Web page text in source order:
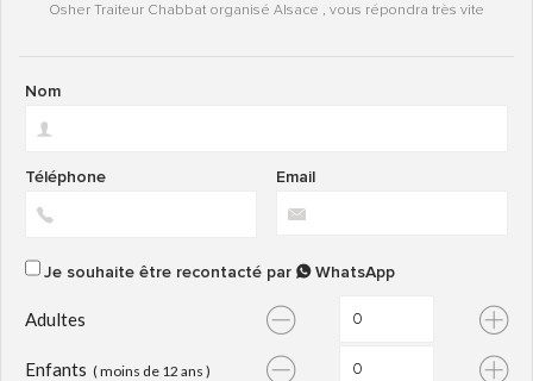
Osher Traiteur Chabbat organisé Alsace , vous répondra très vite
Nom
Email
Téléphone
Je souhaite être recontacté par WhatsApp
Adultes
Enfants ( moins de 12 ans )